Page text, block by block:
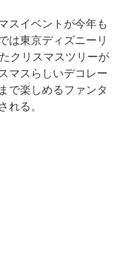
スイベントが今年も
は東京ディズニーリ
クリスマスツリーが
マスらしいデコレー
で楽しめるファンタ
れる。